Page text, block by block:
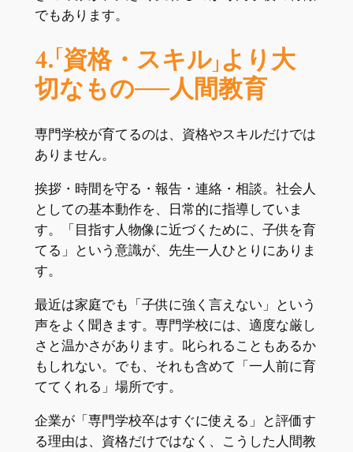
でもあります。
4.「資格・スキル」より大
切なもの──人間教育
専門学校が育てるのは、資格やスキルだけでは
ありません。
挨拶・時間を守る・報告・連絡・相談。社会人
としての基本動作を、日常的に指導していま
す。「目指す人物像に近づくために、子供を育
てる」という意識が、先生一人ひとりにありま
す。
最近は家庭でも「子供に強く言えない」という
声をよく聞きます。専門学校には、適度な厳し
さと温かさがあります。叱られることもあるか
もしれない。でも、それも含めて「一人前に育
ててくれる」場所です。
企業が「専門学校卒はすぐに使える」と評価す
る理由は、資格だけではなく、こうした人間教